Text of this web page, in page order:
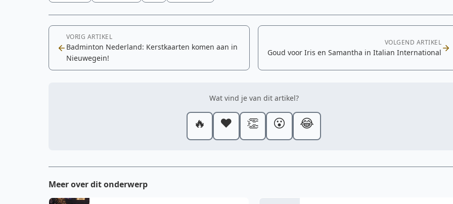
VORIG ARTIKEL
Badminton Nederland: Kerstkaarten komen aan in
Nieuwegein!
VOLGEND ARTIKEL
Goud voor Iris en Samantha in Italian International
Wat vind je van dit artikel?
🔥 ❤️ 👏 😮 😂
Meer over dit onderwerp